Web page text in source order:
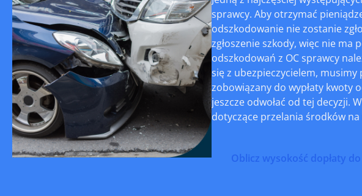
sprawcy. Aby otrzymać
odszkodowanie nie zostanie
zgłoszenie szkody, więc nie
odszkodowań z OC sprawcy
się z ubezpieczycielem,
zobowiązany do wypłaty kwoty
jeszcze odwołać od tej decyzji.
dotyczące przelania środków
Oblicz wysokość dopłaty